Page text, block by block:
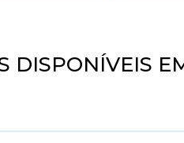
DISPONÍVEIS